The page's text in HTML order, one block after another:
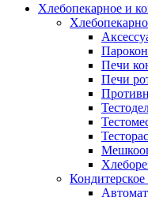
Хлебопекарное и
Печи
Печи